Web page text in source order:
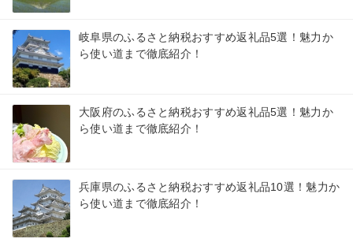
岐阜県のふるさと納税おすすめ返礼品5選！魅力か
ら使い道まで徹底紹介！
大阪府のふるさと納税おすすめ返礼品5選！魅力か
ら使い道まで徹底紹介！
兵庫県のふるさと納税おすすめ返礼品10選！魅力か
ら使い道まで徹底紹介！